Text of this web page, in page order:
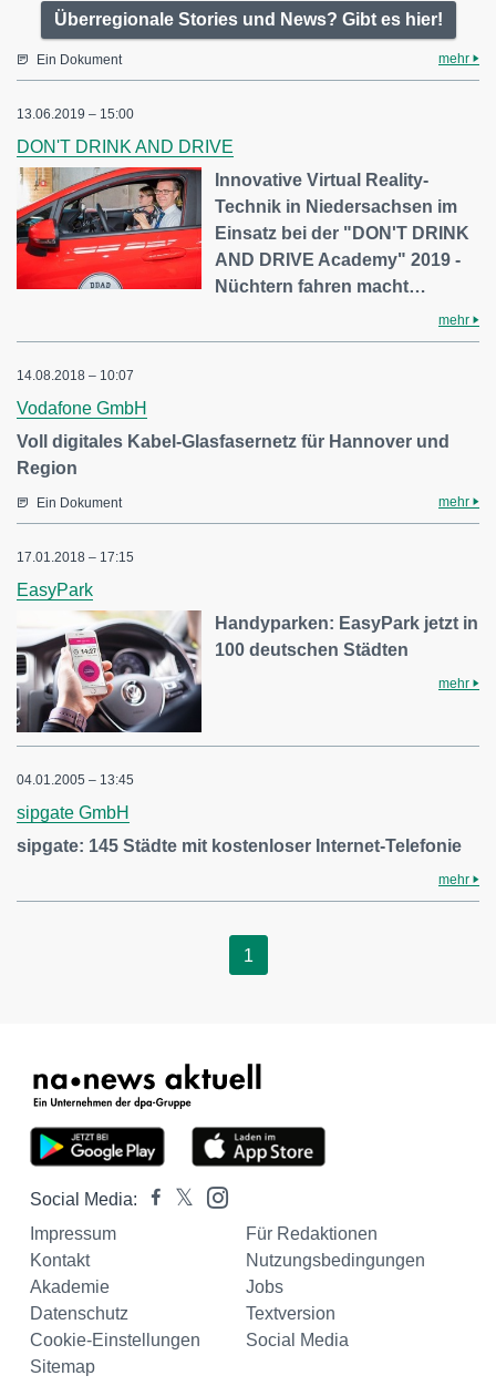
Überregionale Stories und News? Gibt es hier!
Ein Dokument mehr
13.06.2019 – 15:00
DON'T DRINK AND DRIVE
Innovative Virtual Reality-
Technik in Niedersachsen im
Einsatz bei der "DON'T DRINK
AND DRIVE Academy" 2019 -
Nüchtern fahren macht…
mehr
14.08.2018 – 10:07
Vodafone GmbH
Voll digitales Kabel-Glasfasernetz für Hannover und
Region
Ein Dokument mehr
17.01.2018 – 17:15
EasyPark
Handyparken: EasyPark jetzt in
100 deutschen Städten
mehr
04.01.2005 – 13:45
sipgate GmbH
sipgate: 145 Städte mit kostenloser Internet-Telefonie
mehr
1
Social Media:
Impressum
Für Redaktionen
Kontakt
Nutzungsbedingungen
Akademie
Jobs
Datenschutz
Textversion
Cookie-Einstellungen
Social Media
Sitemap